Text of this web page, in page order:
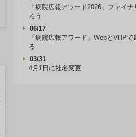
「病院広報アワード2026」ファイ
ろう
06/17
「病院広報アワード」WebとVHPで
る
03/31
4月1日に社名変更